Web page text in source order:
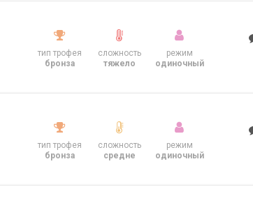
тип трофея
бронза
сложность
тяжело
режим
одиночный
тип трофея
бронза
сложность
средне
режим
одиночный